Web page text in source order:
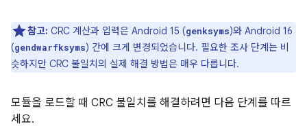
참고: CRC 계산과 입력은 Android 15 (genksyms)와 Android 16
(gendwarfksyms) 간에 크게 변경되었습니다. 필요한 조사 단계는 비
슷하지만 CRC 불일치의 실제 해결 방법은 매우 다릅니다.
모듈을 로드할 때 CRC 불일치를 해결하려면 다음 단계를 따르
세요.